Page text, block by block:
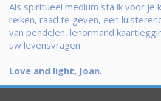
Als spiritueel medium sta ik voor je
reiken, raad te geven, een
van pendelen, lenormand
uw levensvragen.
Love and light, Joan.